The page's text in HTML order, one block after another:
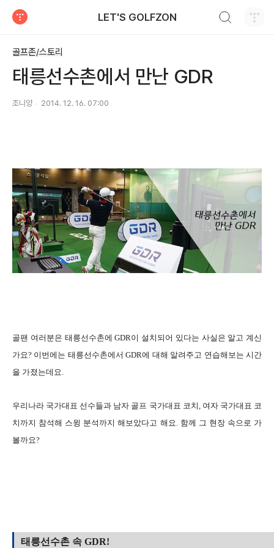
LET'S GOLFZON
골프존/스토리
태릉선수촌에서 만난 GDR
조니양 2014. 12. 16. 07:00
골팬 여러분은 태릉선수촌에 GDR이 설치되어 있다는 사실은 알고 계신
가요? 이번에는 태릉선수촌에서 GDR에 대해 알려주고 연습해보는 시간
을 가졌는데요.
우리나라 국가대표 선수들과 남자 골프 국가대표 코치, 여자 국가대표 코
치까지 참석해 스윙 분석까지 해보았다고 해요. 함께 그 현장 속으로 가
볼까요?
태릉선수촌 속 GDR!